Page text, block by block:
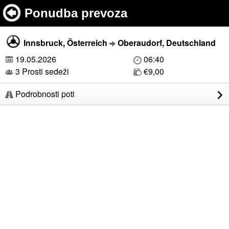
Ponudba prevoza
Innsbruck, Österreich
Oberaudorf, Deutschland
19.05.2026
06:40
3 Prosti sedeži
€9,00
Podrobnosti poti